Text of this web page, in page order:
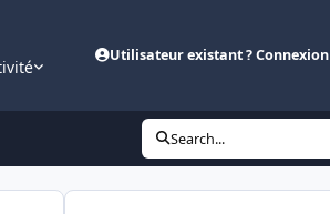
Utilisateur existant ? Connexion
Search...